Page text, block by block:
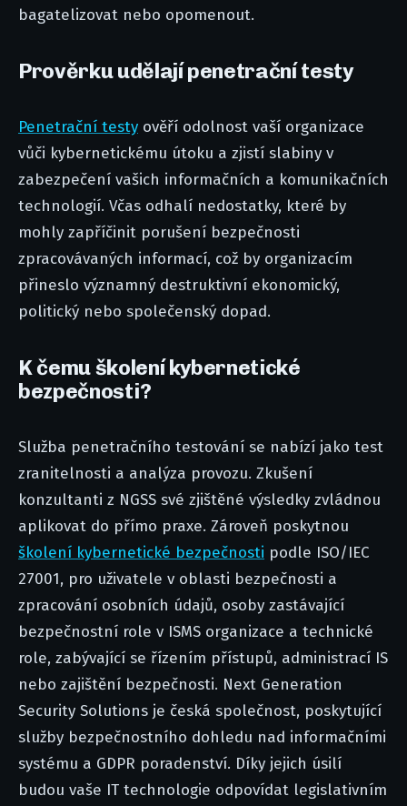
bagatelizovat nebo opomenout.
Prověrku udělají penetrační testy
Penetrační testy ověří odolnost vaší organizace
vůči kybernetickému útoku a zjistí slabiny v
zabezpečení vašich informačních a komunikačních
technologií. Včas odhalí nedostatky, které by
mohly zapříčinit porušení bezpečnosti
zpracovávaných informací, což by organizacím
přineslo významný destruktivní ekonomický,
politický nebo společenský dopad.
K čemu školení kybernetické
bezpečnosti?
Služba penetračního testování se nabízí jako test
zranitelnosti a analýza provozu. Zkušení
konzultanti z NGSS své zjištěné výsledky zvládnou
aplikovat do přímo praxe. Zároveň poskytnou
školení kybernetické bezpečnosti podle ISO/IEC
27001, pro uživatele v oblasti bezpečnosti a
zpracování osobních údajů, osoby zastávající
bezpečnostní role v ISMS organizace a technické
role, zabývající se řízením přístupů, administrací IS
nebo zajištění bezpečnosti. Next Generation
Security Solutions je česká společnost, poskytující
služby bezpečnostního dohledu nad informačními
systému a GDPR poradenství. Díky jejich úsilí
budou vaše IT technologie odpovídat legislativním